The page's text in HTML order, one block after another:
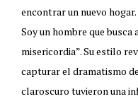
encontrar un nuevo
Soy un hombre que busca
misericordia”. Su estilo
capturar el dramatismo
claroscuro tuvieron una